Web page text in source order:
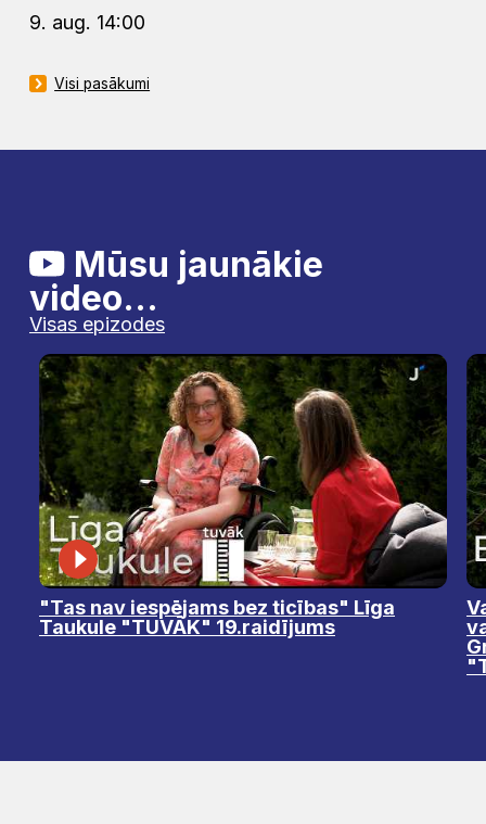
9. aug. 14:00
Visi pasākumi
Mūsu jaunākie
video...
Visas epizodes
"Tas nav iespējams bez ticības" Līga
Taukule "TUVĀK" 19.raidījums